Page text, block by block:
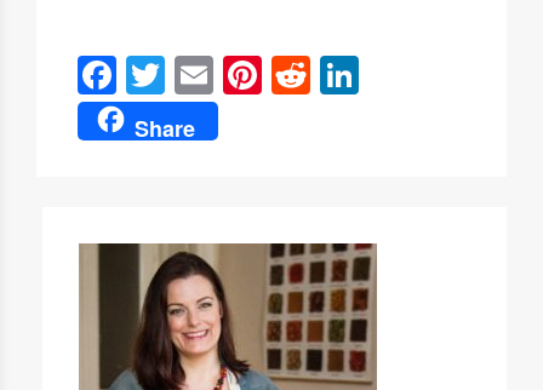
Facebook
Twitter
EmailPinterest
Reddit
Share